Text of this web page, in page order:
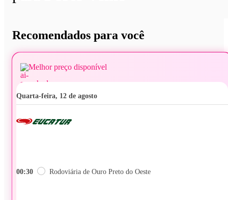
Recomendados para você
Melhor preço disponível
quarta-feira, 12 de agosto
00:30 Rodoviária de Ouro Preto do Oeste